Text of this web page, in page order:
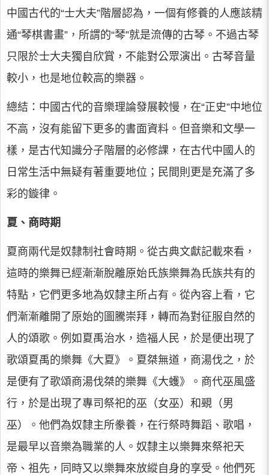
中國古代的“士大夫”階層認為，一個有修養的人應該精
通“琴棋書畫”，所謂的“琴”就是流傳的古琴。不過古琴
只限於士大夫獨自欣賞，不能對公眾演出。古琴音量
較小，也是地位較高的樂器。
總結：中國古代的音樂理論發展較慢，在“正史”中地位
不高，沒有能留下更多的書面資料。但音樂和文學一
樣，是古代知識分子階層的必修課，在古代中國人的
日常生活中無疑有著重要地位；民間則更是充滿了多
彩的鏇律。
夏、商時期
夏商兩代是奴隸制社會時期。從古典文獻記載來看，
這時的樂舞已經漸漸脫離原始氏族樂舞為氏族共有的
特點，它們更多地為奴隸主所占有。從內容上看，它
們漸漸離開了原始的圖騰崇拜，轉而為對征服自然的
人的頌歌。例如夏禹治水，造福人民，於是便出現了
歌頌夏禹的樂舞《大夏》。夏桀無道，商湯伐之，於
是便有了歌頌商湯伐桀的樂舞《大蠖》。商代巫風盛
行，於是出現了專司祭祀的巫（女巫）和覡（男
巫）。他們為奴隸主所豢養，在行祭時舞蹈、歌唱，
是最早以音樂為職業的人。奴隸主以樂舞來祭祀天
帝、祖先，同時又以樂舞來放縱自身的享受。他們死